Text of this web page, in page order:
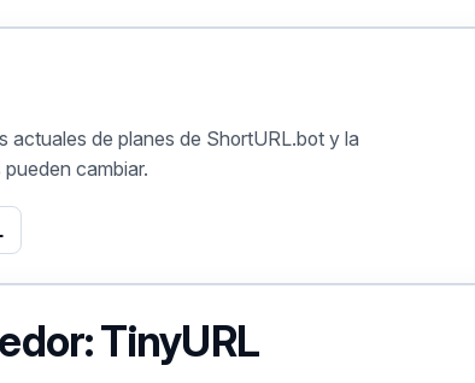
actuales de planes de ShortURL.bot y la
cambiar.
TinyURL